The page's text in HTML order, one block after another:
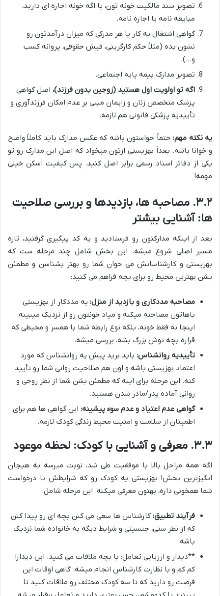
تصویر سند مالکیت خونه تون، یا اگه خونه اجاره ای دارید،
مبایعه نامه یا اجاره نامه.
گواهی اشتغال به کار یا هر مدرکی که میزان درآمدتون رو
نشون بده (مثلاً حکم کارگزینی، فیش حقوقی، پروانه کسب
و…).
تصویر مدارک بیمه پایه اجتماعی.
اگه تو اولویت اول هستید (زوجین بدون فرزند)، اصل گواهی
پزشک متخصص زنان و زایمان مبنی بر عدم امکان فرزندآوری و
تأییدیه پزشکی قانونی هم لازمه.
یه نکته مهم:حتماً حواستون باشه که عکس مدارک باید کاملاً واضح
و خوانا باشه. بعداً بهزیستی ازتون میخواد که اصل این مدارک رو تو
یکی از دفاتر اسناد رسمی برابر اصل کنید. پس کیفیت اسکن خیلی
مهمه!
۳.۲. مصاحبه ها، بازدیدها و بررسی صلاحیت
ها: آشنایی بیشتر
بعد از اینکه مدارکتون رو فرستادید و یه کد پیگیری گرفتید، تازه
مسیر اصلی شروع میشه. این بخش شامل چند مرحله ست که
بهزیستی و کارشناسانش می خوان شما رو بهتر بشناسن و مطمئن
بشن بهترین محیط رو برای بچه فراهم می کنید:
مصاحبه مددکاری و بازدید از منزل: یه مددکار از بهزیستی
باهاتون مصاحبه میکنه و میاد خونتون رو از نزدیک میبینه.
اینجا نه فقط خونه، بلکه نوع رابطه شما با همسر و محیطی که
قراره بچه توش بزرگ بشه، بررسی میشه.
تأییدیه روانشناس: باید برید پیش یه روانشناس که مورد
اعتماد بهزیستی باشه و اون هم صلاحیت روانی شما رو تأیید
کنه. این مرحله برای اینه که مطمئن بشن شما از نظر روحی و
روانی آماده پدر/مادر شدن هستید.
گواهی عدم اعتیاد و عدم سوء پیشینه: این گواهی ها هم برای
اطمینان از سلامت و امنیت محیط زندگی کودک لازمه.
۳.۳. معرفی و آشنایی با کودک: لحظه موعود
اگه همه مراحل بالا با موفقیت طی شد، نوبت میرسه به هیجان
انگیزترین بخش! بهزیستی یه کودک رو که شرایطش با درخواست
شما همخونی داره، بهتون معرفی میکنه. این مرحله شامل:
فرآیند تطبیق: کارشناس ها سعی می کنن بچه ای رو پیدا کنن
که از نظر سنی، جنسیتی و شرایط دیگه به خانواده شما نزدیک
باشه.
**دیدار و ارزیابی تعامل: با بچه ملاقات می کنید. این دیدارا
کم کم و با نظارت کارشناس انجام میشه. گاهی اوقات این
فرصت رو دارید که تا سه کودک مختلف رو ملاقات کنید تا